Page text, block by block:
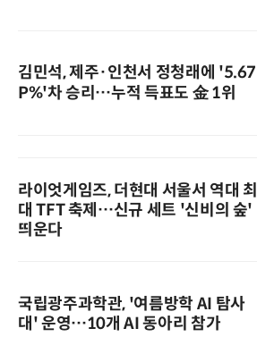
김민석, 제주·인천서 정청래에 '5.67
P%'차 승리…누적 득표도 金 1위
라이엇게임즈, 더현대 서울서 역대 최
대 TFT 축제…신규 세트 '신비의 숲'
띄운다
국립광주과학관, '여름방학 AI 탐사
대' 운영…10개 AI 동아리 참가